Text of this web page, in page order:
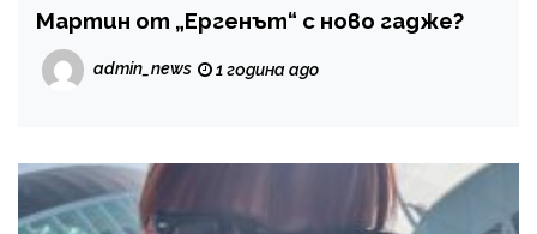
Мартин от „Ергенът“ с ново гадже?
admin_news 1 година ago